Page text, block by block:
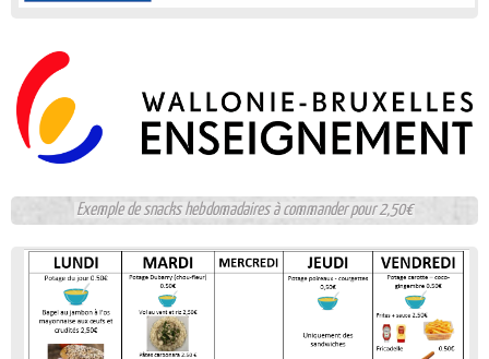
Exemple de snacks hebdomadaires à commander pour 2,50€